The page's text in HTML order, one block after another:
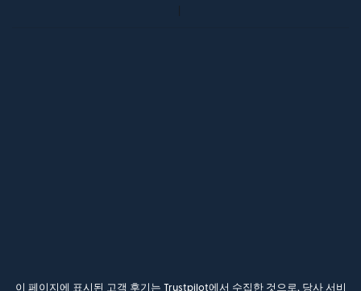
이 페이지에 표시된 고객 후기는 Trustpilot에서 수집한 것으로, 당사 서비